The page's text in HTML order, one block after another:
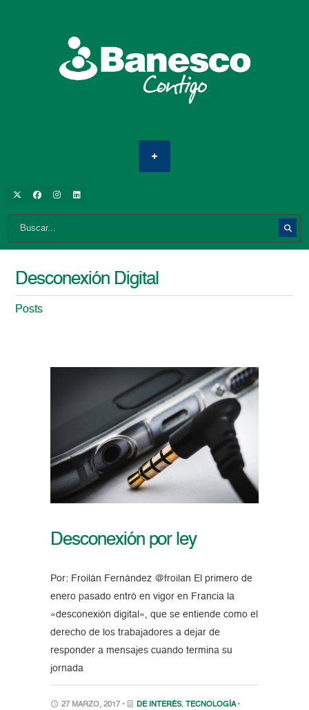
Desconexión Digital
Posts
Desconexión por ley
Por: Froilán Fernández @froilan El primero de
enero pasado entró en vigor en Francia la
«desconexión digital«, que se entiende como el
derecho de los trabajadores a dejar de
responder a mensajes cuando termina su
jornada
27 MARZO, 2017 • DE INTERÉS, TECNOLOGÍA •